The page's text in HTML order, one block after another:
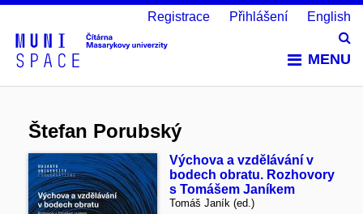
MENU
Registrace Přihlášení English
Štefan Porubský
Výchova a vzdělávání v
bodech obratu. Rozhovory
s Tomášem Janíkem
Tomáš Janík (ed.)